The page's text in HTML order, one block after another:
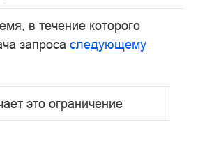
в течение которого
запроса следующему
это ограничение